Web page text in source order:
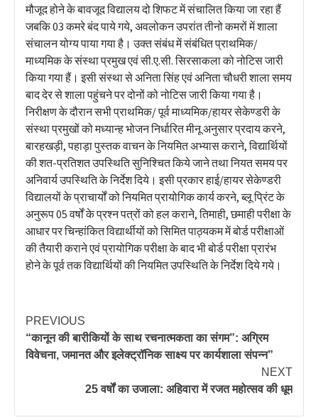
मौजूद होने के बावजूद विद्यालय दो शिफट में संचालित किया जा रहा हैं
जबकि 03 कमरे बंद पाये गये, अवलोकन उपरांत तीनो कमरों में शाला
संचालन योग्य पाया गया है। उक्त संबंध में संबंधित प्राथमिक/
माध्यमिक के संस्था प्रमुख एवं सी.ए.सी. सिरसाकला को नोटिस जारी
किया गया हैं। इसी संस्था से अनिता सिंह एवं अनिता चौधरी शाला समय
बाद देर से शाला पहुंचने पर दोनों को नोटिस जारी किया गया है।
निरीक्षण के दौरान सभी प्राथमिक/ पूर्व माध्यमिक/हायर सेकेण्डरी के
संस्था प्रमुखों को मध्यान्ह भोजन निर्धारित मीनू अनुसार प्रदाय करने,
बारहखड़ी, पहाड़ा पुस्तक वाचन के नियमित अभ्यास कराने, विद्यार्थियों
की शत-प्रतिशत उपस्थिति सुनिश्चित किये जाने तथा नियत समय पर
अनिवार्य उपस्थिति के निर्देश दिये। इसी प्रकार हाई/हायर सेकेण्डरी
विद्यालयों के प्राचार्यों को नियमित प्रायोगिक कार्य करने, ब्लू प्रिंट के
अनुरूप 05 वर्षों के प्रश्न पत्रों को हल कराने, तिमाही, छमाही परीक्षा के
आधार पर चिन्हांकित विद्यार्थीयों को सिमित पाठ्यकम में बोर्ड परीक्षाओं
की तैयारी कराने एवं प्रायोगिक परीक्षा के बाद भी बोर्ड परीक्षा प्रारंभ
होने के पूर्व तक विद्यार्थियों की नियमित उपस्थिति के निर्देश दिये गये।
PREVIOUS
“कानून की बारीकियों के साथ रचनात्मकता का संगम”: अग्रिम
विवेचना, जमानत और इलेक्ट्रॉनिक साक्ष्य पर कार्यशाला संपन्न”
NEXT
25 वर्षों का उजाला: अहिवारा में रजत महोत्सव की धूम